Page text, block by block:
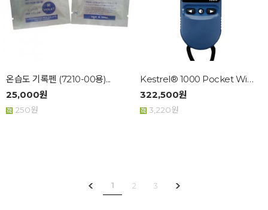
온습도 기록펜 (7210-00용)...
25,000원
250원
Kestrel® 1000 Pocket Wind Me...
322,500원
3,220원
1 2 3